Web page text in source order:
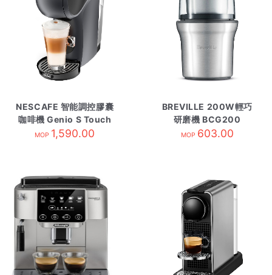
NESCAFE 智能調控膠囊
咖啡機 Genio S Touch
太空灰
MOP 1,590.00
BREVILLE 200W輕巧
研磨機 BCG200
MOP 603.00